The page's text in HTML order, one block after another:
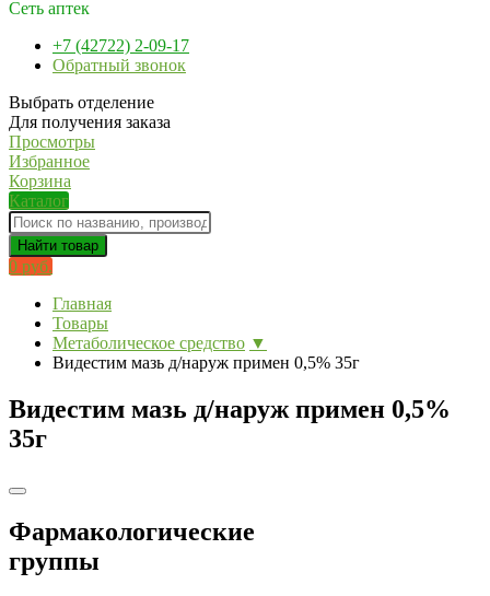
Сеть аптек
+7 (42722) 2-09-17
Обратный звонок
Выбрать отделение
Для получения заказа
Просмотры
Избранное
Корзина
Каталог
Найти товар
0 руб.
Главная
Товары
Метаболическое средство ▼
Видестим мазь д/наруж примен 0,5% 35г
Видестим мазь д/наруж примен 0,5%
35г
Фармакологические
группы